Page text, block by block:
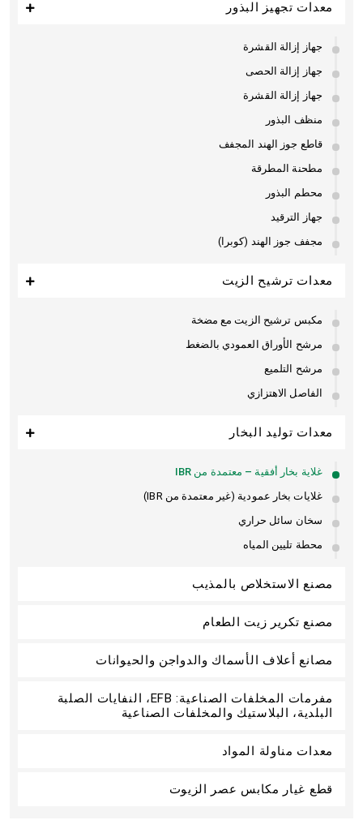
معدات تجهيز البذور
جهاز إزالة القشرة
جهاز إزالة الحصى
جهاز إزالة القشرة
منظف البذور
قاطع جوز الهند المجفف
مطحنة المطرقة
محطم البذور
جهاز الترقيد
مجفف جوز الهند (كوبرا)
معدات ترشيح الزيت
مكبس ترشيح الزيت مع مضخة
مرشح الأوراق العمودي بالضغط
مرشح التلميع
الفاصل الاهتزازي
معدات توليد البخار
غلاية بخار أفقية – معتمدة من IBR
غلايات بخار عمودية (غير معتمدة من IBR)
سخان سائل حراري
محطة تليين المياه
مصنع الاستخلاص بالمذيب
مصنع تكرير زيت الطعام
مصانع أعلاف الأسماك والدواجن والحيوانات
مفرمات المخلفات الصناعية: EFB، النفايات الصلبة
البلدية، البلاستيك والمخلفات الصناعية
معدات مناولة المواد
قطع غيار مكابس عصر الزيوت